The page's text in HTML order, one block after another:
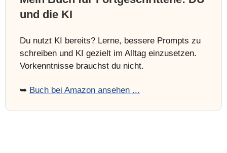
und die KI
Du nutzt KI bereits? Lerne, bessere Prompts zu
schreiben und KI gezielt im Alltag einzusetzen.
Vorkenntnisse brauchst du nicht.
➥ Buch bei Amazon ansehen ...